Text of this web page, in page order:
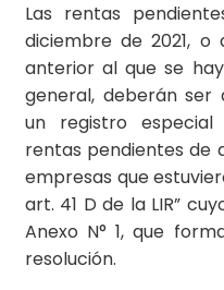
Las rentas
diciembre de 2021,
anterior al que se
general, deberán ser
un registro especial
rentas pendientes de
empresas que
art. 41 D de la LIR”
Anexo N° 1, que
resolución.